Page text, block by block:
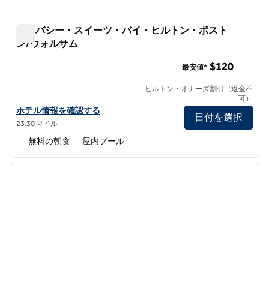
エンバシー・スイーツ・バイ・ヒルトン・ボスト
ン/ウォルサム
エンバシー・スイーツbyヒルトン・ボストン・ウォルサムの詳細
ホテル情報を確認する
23.30 マイル
最安値* $120
ヒルトン・オナーズ割引（返金不
可）
日付を選択
無料の朝食 屋内プール
1/12
次の